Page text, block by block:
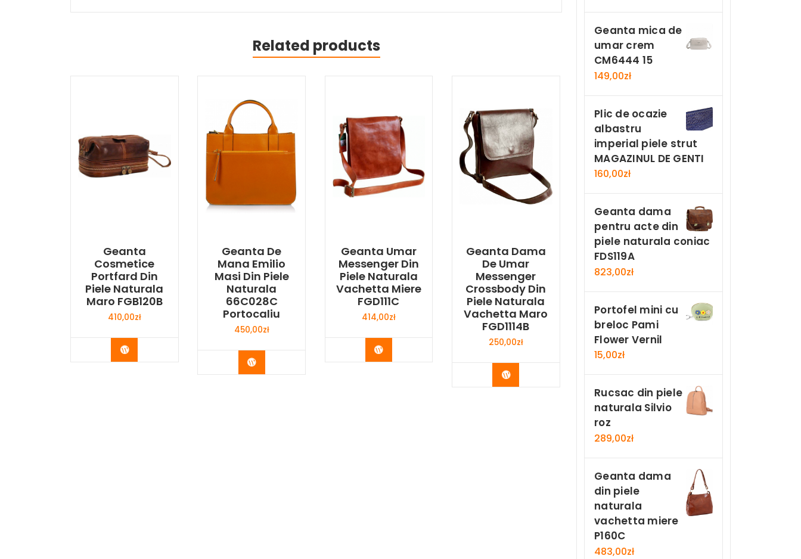
Related products
Geanta
Cosmetice
Portfard Din
Piele Naturala
Maro FGB120B
410,00zł
Buy Now
Geanta De
Mana Emilio
Masi Din Piele
Naturala
66C028C
Portocaliu
450,00zł
Buy Now
Geanta Umar
Messenger Din
Piele Naturala
Vachetta Miere
FGD111C
414,00zł
Buy Now
Geanta Dama
De Umar
Messenger
Crossbody Din
Piele Naturala
Vachetta Maro
FGD1114B
250,00zł
Buy Now
Geanta mica de
umar crem
CM6444 15
149,00zł
Plic de ocazie
albastru
imperial piele strut
MAGAZINUL DE GENTI
160,00zł
Geanta dama
pentru acte din
piele naturala coniac
FDS119A
823,00zł
Portofel mini cu
breloc Pami
Flower Vernil
15,00zł
Rucsac din piele
naturala Silvio
roz
289,00zł
Geanta dama
din piele
naturala
vachetta miere
P160C
483,00zł